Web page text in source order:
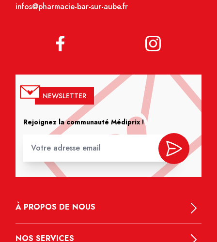
infos@pharmacie-bar-sur-aube.fr
NEWSLETTER
Rejoignez la communauté Médiprix !
À PROPOS DE NOUS
NOS SERVICES